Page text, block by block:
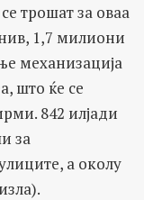
трошат за оваа
1,7 милиони
механизација
што ќе се
842 илјади
за
а околу